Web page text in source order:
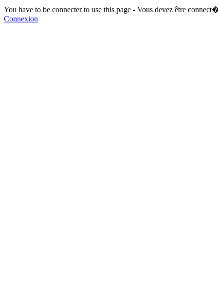
You have to be connecter to use this page - Vous devez être
Connexion